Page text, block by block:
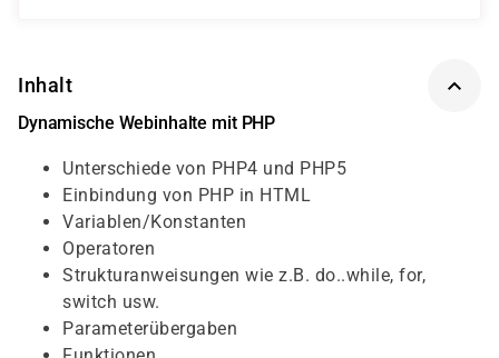
Inhalt
Dynamische Webinhalte mit PHP
Unterschiede von PHP4 und PHP5
Einbindung von PHP in HTML
Variablen/Konstanten
Operatoren
Strukturanweisungen wie z.B. do..while, for,
switch usw.
Parameterübergaben